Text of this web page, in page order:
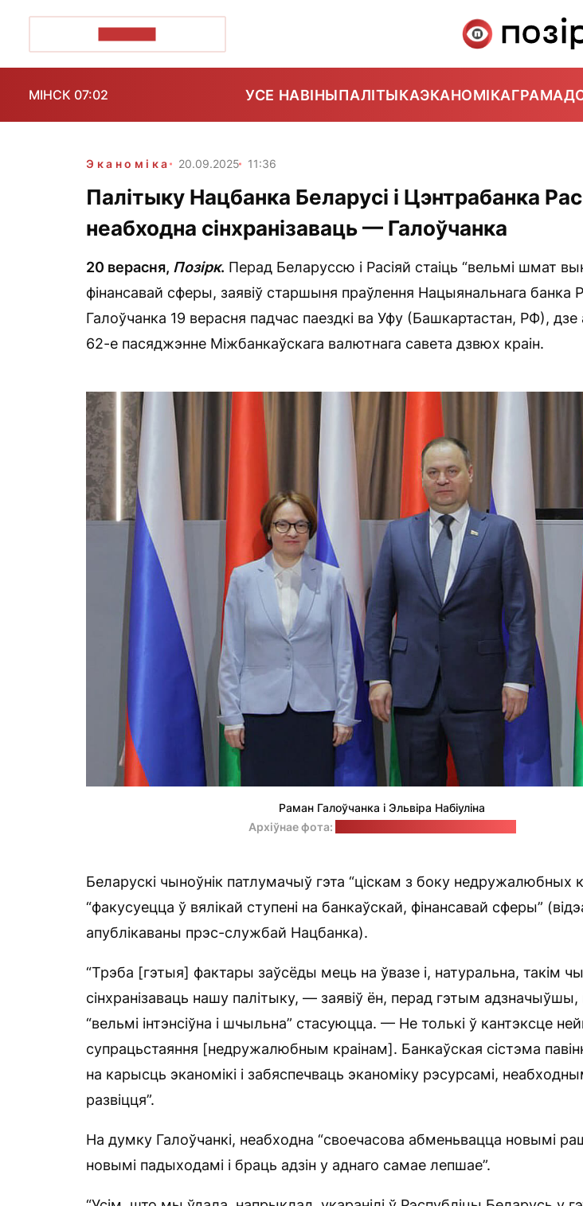
МІНСК 07:02 УСЕ НАВІНЫПАЛІТЫКАЭКАНОМІКА
Эканоміка 20.09.2025 11:36
Палітыку Нацбанка Беларусі і Цэнтрабанка
неабходна сінхранізаваць — Галоўчанка
20 верасня, Позірк. Перад Беларуссю і Расіяй стаіць “вельмі шмат
фінансавай сферы, заявіў старшыня праўлення Нацыянальнага банка
Галоўчанка 19 верасня падчас паездкі ва Уфу (Башкартастан, РФ),
62-е пасяджэнне Міжбанкаўскага валютнага савета дзвюх краін.
Раман Галоўчанка і Эльвіра Набіуліна
Архіўнае фота:
Беларускі чыноўнік патлумачыў гэта “ціскам з боку недружалюбных
“факусуецца ў вялікай ступені на банкаўскай, фінансавай сферы”
апублікаваны прэс-службай Нацбанка).
“Трэба [гэтыя] фактары заўсёды мець на ўвазе і, натуральна, такім
сінхранізаваць нашу палітыку, — заявіў ён, перад гэтым
“вельмі інтэнсіўна і шчыльна” стасуюцца. — Не толькі ў кантэксце
супрацьстаяння [недружалюбным краінам]. Банкаўская сістэма
на карысць эканомікі і забяспечваць эканоміку рэсурсамі,
развіцця”.
На думку Галоўчанкі, неабходна “своечасова абменьвацца новымі
новымі падыходамі і браць адзін у аднаго самае лепшае”.